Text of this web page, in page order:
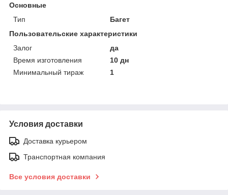
Основные
Тип
Багет
Пользовательские характеристики
Залог
да
Время изготовления
10 дн
Минимальный тираж
1
Условия доставки
Доставка курьером
Транспортная компания
Все условия доставки